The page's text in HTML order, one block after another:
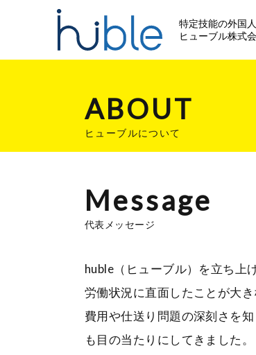
特定技能の外国
ヒューブル株式
ABOUT
ヒューブルについて
Message
代表メッセージ
huble（ヒューブル）を立ち上
労働状況に直面したことが大
費用や仕送り問題の深刻さを
も目の当たりにしてきました